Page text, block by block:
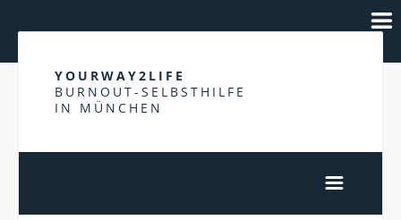
YOURWAY2LIFE
BURNOUT-SELBSTHILFE
IN MÜNCHEN